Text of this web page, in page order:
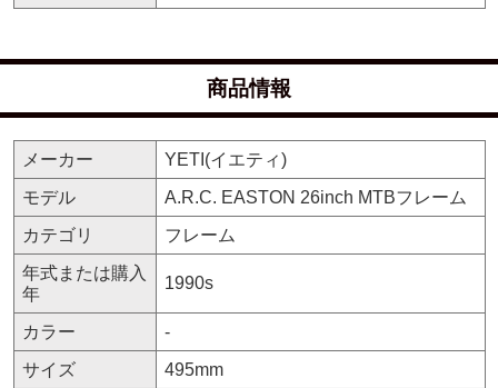
商品情報
メーカー
YETI(イエティ)
モデル
A.R.C. EASTON 26inch MTBフレーム
カテゴリ
フレーム
年式または購入
年
1990s
カラー
-
サイズ
495mm